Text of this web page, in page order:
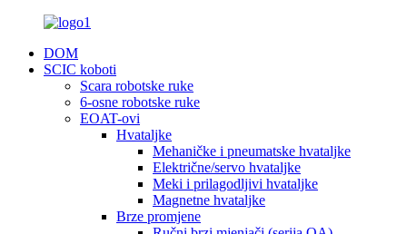
DOM
SCIC koboti
Scara robotske ruke
6-osne robotske ruke
EOAT-ovi
Hvataljke
Mehaničke i pneumatske hvataljke
Električne/servo hvataljke
Meki i prilagodljivi hvataljke
Magnetne hvataljke
Brze promjene